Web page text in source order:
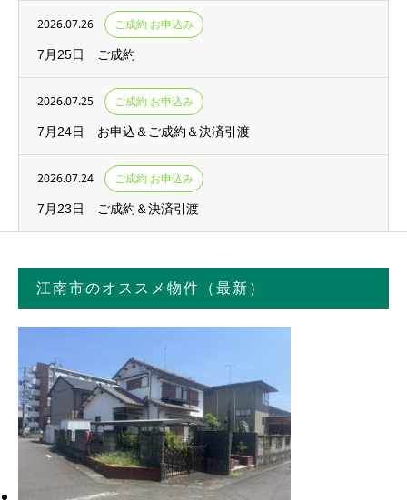
2026.07.26 ご成約 お申込み
7月25日 ご成約
2026.07.25 ご成約 お申込み
7月24日 お申込＆ご成約＆決済引渡
2026.07.24 ご成約 お申込み
7月23日 ご成約＆決済引渡
江南市のオススメ物件（最新）